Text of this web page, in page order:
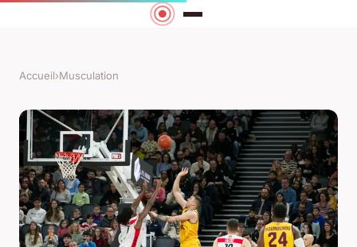
Accueil›Musculation